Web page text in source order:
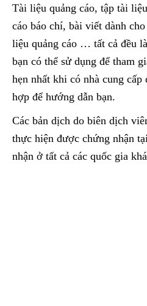
Tài liệu quảng cáo, tập tài
cáo báo chí, bài viết dành
liệu quảng cáo … tất cả đều
bạn có thể sử dụng để tham
hẹn nhất khi có nhà cung
hợp để hướng dẫn bạn.
Các bản dịch do biên dịch
thực hiện được chứng nhận
nhận ở tất cả các quốc gia